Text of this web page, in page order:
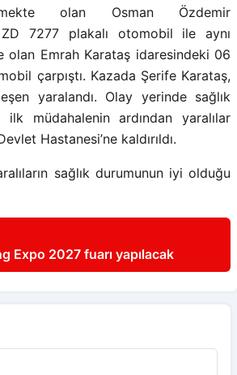
olan Osman Özdemir
7277 plakalı otomobil ile aynı
olan Emrah Karataş idaresindeki 06
çarpıştı. Kazada Şerife Karataş,
yaralandı. Olay yerinde sağlık
ilk müdahalenin ardından yaralılar
Hastanesi’ne kaldırıldı.
sağlık durumunun iyi olduğu
Expo 2027 fuarı yapılacak